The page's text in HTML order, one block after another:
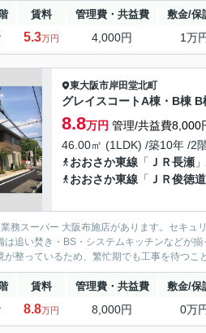
賃料 管理費・共益費 敷金/保
5.3万円 4,000円 1万
東大阪市岸田堂北町
グレイスコートA棟・B棟 B
8.8万円 管理/共益費8,000
46.00㎡ (1LDK) /築10年 /2
おおさか東線 「 ＪＲ長瀬
おおさか東線 「 ＪＲ俊徳道
務スーパー 大阪布施店があります。セキュ
は追い焚き・BS・システムキッチンなどが
が整っているため、繁忙期でも工事を待つ
賃料 管理費・共益費 敷金/保
8.8万円 8,000円 0万